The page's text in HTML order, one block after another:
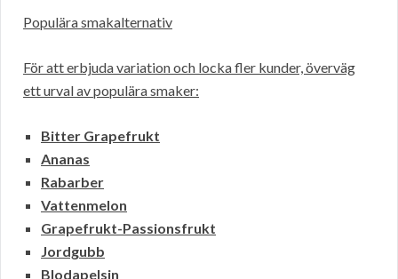
Populära smakalternativ
För att erbjuda variation och locka fler kunder, överväg
ett urval av populära smaker:
Bitter Grapefrukt
Ananas
Rabarber
Vattenmelon
Grapefrukt-Passionsfrukt
Jordgubb
Blodapelsin